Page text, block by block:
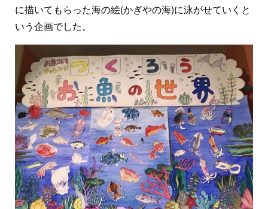
に描いてもらった海の絵(かぎやの海)に泳がせていくと
いう企画でした。